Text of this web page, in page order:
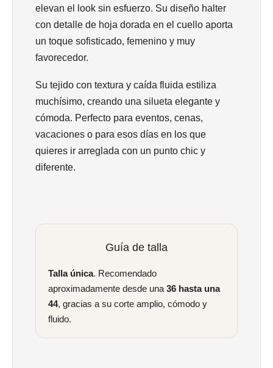
elevan el look sin esfuerzo. Su diseño halter
con detalle de hoja dorada en el cuello aporta
un toque sofisticado, femenino y muy
favorecedor.
Su tejido con textura y caída fluida estiliza
muchísimo, creando una silueta elegante y
cómoda. Perfecto para eventos, cenas,
vacaciones o para esos días en los que
quieres ir arreglada con un punto chic y
diferente.
Guía de talla
Talla única. Recomendado
aproximadamente desde una 36 hasta una
44, gracias a su corte amplio, cómodo y
fluido.